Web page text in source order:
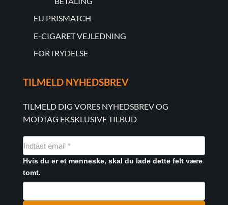
EU PRISMATCH
E-CIGARET VEJLEDNING
FORTRYDELSE
TILMELD NYHEDSBREV
TILMELD DIG VORES NYHEDSBREV OG
MODTAG EKSKLUSIVE TILBUD
NYHEDSMAIL
FORMULAR
Hvis du er et menneske, skal du lade dette felt være
tomt.